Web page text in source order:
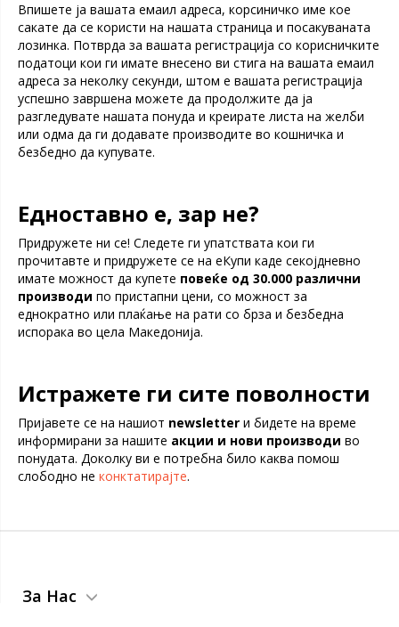
Впишете ја вашата емаил адреса, корсиничко име кое
сакате да се користи на нашата страница и посакуваната
лозинка. Потврда за вашата регистрација со корисничките
податоци кои ги имате внесено ви стига на вашата емаил
адреса за неколку секунди, штом е вашата регистрација
успешно завршена можете да продолжите да ја
разгледувате нашата понуда и креирате листа на желби
или одма да ги додавате производите во кошничка и
безбедно да купувате.
Едноставно е, зар не?
Придружете ни се! Следете ги упатствата кои ги
прочитавте и придружете се на еКупи каде секојдневно
имате можност да купете повеќе од 30.000 различни
производи по пристапни цени, со можност за
еднократно или плаќање на рати со брза и безбедна
испорака во цела Македонија.
Истражете ги сите поволности
Пријавете се на нашиот newsletter и бидете на време
информирани за нашите акции и нови производи во
понудата. Доколку ви е потребна било каква помош
слободно не конктатирајте.
За Нас